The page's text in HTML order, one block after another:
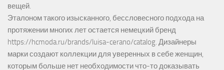
вещей.
Эталоном такого изысканного, бессловесного подхода на
протяжении многих лет остается немецкий бренд
https://hcmoda.ru/brands/luisa-cerano/catalog. Дизайнеры
марки создают коллекции для уверенных в себе женщин,
которым больше нет необходимости что-то доказывать